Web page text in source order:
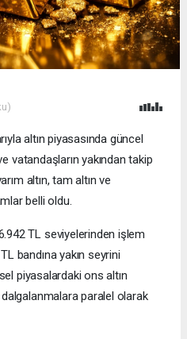
altın piyasasında güncel
vatandaşların yakından takip
altın, tam altın ve
belli oldu.
TL seviyelerinden işlem
bandına yakın seyrini
piyasalardaki ons altın
paralel olarak